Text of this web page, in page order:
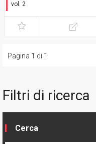
vol. 2
Pagina 1 di 1
Filtri di ricerca
Cerca